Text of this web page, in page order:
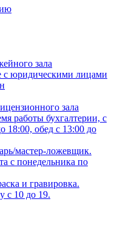
зала
с юридическими лицами
зала
работы бухгалтерии, с
18:00, обед с 13:00 до
мастер-ложевщик.
с понедельника по
и гравировка.
с 10 до 19.